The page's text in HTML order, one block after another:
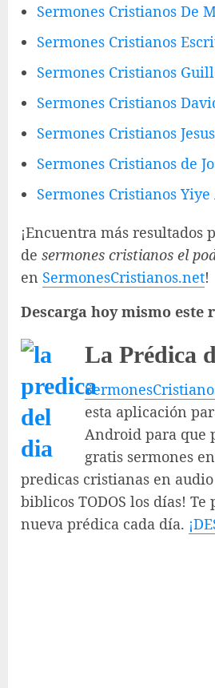
Sermones Cristianos De
Sermones Cristianos
Sermones Cristianos
Sermones Cristianos
Sermones Cristianos
Sermones Cristianos de
Sermones Cristianos
¡Encuentra más resultados
de sermones cristianos el
en SermonesCristianos.net!
Descarga hoy mismo este
La Prédica
esta aplicación
Android para que
gratis sermones
predicas cristianas en
biblicos TODOS los días!
nueva prédica cada día.